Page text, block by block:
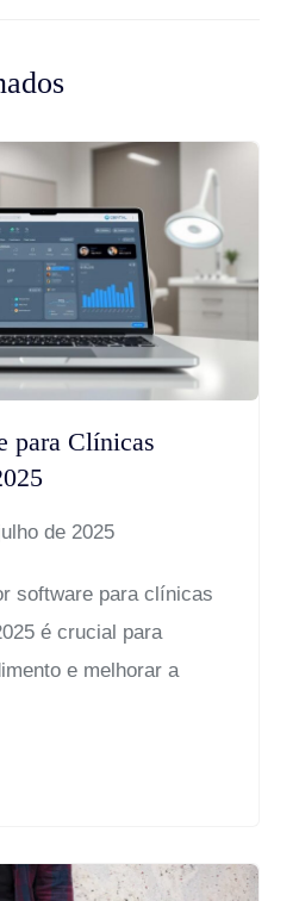
para Clínicas
de 2025
software para clínicas
é crucial para
e melhorar a